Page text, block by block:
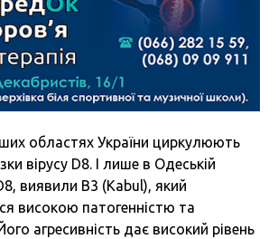
областях України циркулюють
вірусу D8. І лише в Одеській
виявили B3 (Kabul), який
високою патогенністю та
агресивність дає високий рівень